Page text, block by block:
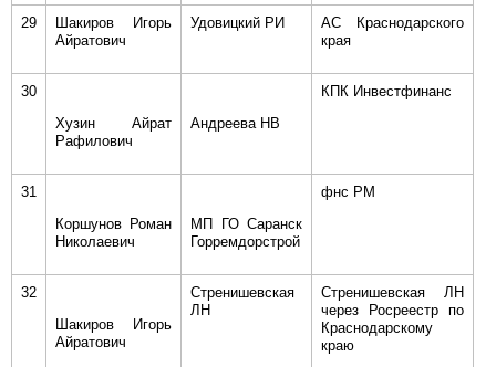
29
Шакиров Игорь
Айратович
Удовицкий РИ
АС Краснодарского
края
30
Хузин Айрат
Рафилович
Андреева НВ
КПК Инвестфинанс
31
Коршунов Роман
Николаевич
МП ГО Саранск
Горремдорстрой
фнс РМ
32
Шакиров Игорь
Айратович
Стренишевская
ЛН
Стренишевская ЛН
через Росреестр по
Краснодарскому
краю